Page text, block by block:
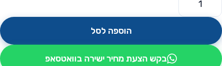
כמות של סט סכינים 6 חלקים דגם פרונטו
הוספה לסל
בקש הצעת מחיר ישירה בוואטסאפ